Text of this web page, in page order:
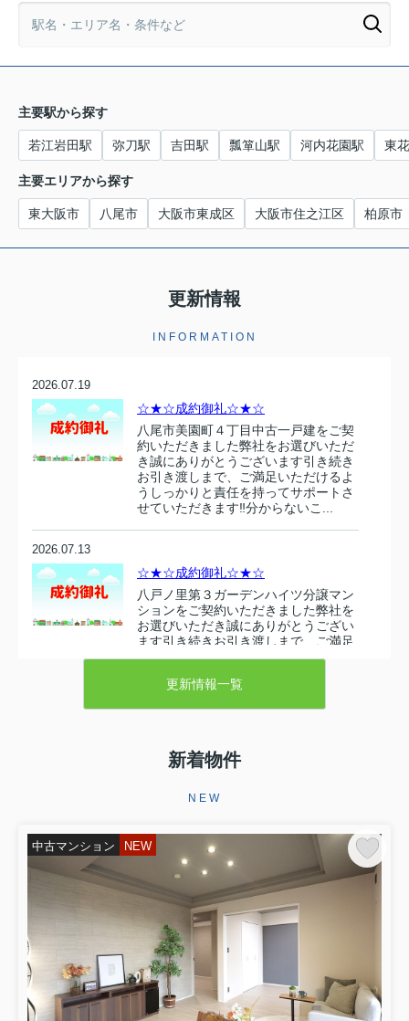
主要駅から探す
若江岩田駅 弥刀駅 吉田駅 瓢箪山駅 河内花園駅 東
主要エリアから探す
東大阪市 八尾市 大阪市東成区 大阪市住之江区 柏原市
更新情報
INFORMATION
2026.07.19
☆★☆成約御礼☆★☆
八尾市美園町４丁目中古一戸建をご契
約いただきました弊社をお選びいただ
き誠にありがとうございます引き続き
お引き渡しまで、ご満足いただけるよ
うしっかりと責任を持ってサポートさ
せていただきます‼分からないこ...
2026.07.13
☆★☆成約御礼☆★☆
八戸ノ里第３ガーデンハイツ分譲マン
ションをご契約いただきました弊社を
お選びいただき誠にありがとうござい
ます引き続きお引き渡しまで、ご満足
いただけるようしっかりと責任を持っ
2026.07.10
東大阪市衣摺５丁目 売り土地をご契
ございます。お引き渡しまで、ご満足
任を持ってサポートさせていただ...
2026.06.29
☆★☆成約御礼☆★☆
東大阪市永和３丁目 中古テラスハウ
スをご契約いただきましたこの度はミ
ーツ不動産をいただき誠にありがとう
ございます。無事ご成約に至ることが
でき大変嬉しく思っております。リフ
ォームでお時間を頂き恐縮ではご...
更新情報一覧
新着物件
NEW
中古マンション NEW